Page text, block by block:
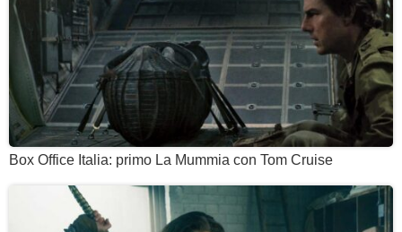
Box Office Italia: primo La Mummia con Tom Cruise